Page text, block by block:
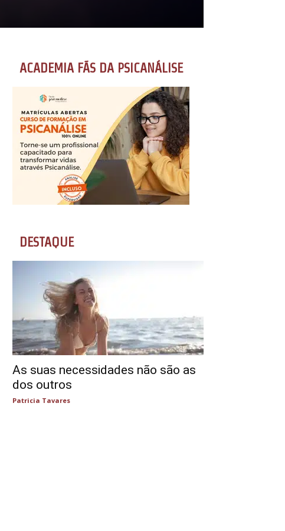
ACADEMIA FÃS DA PSICANÁLISE
DESTAQUE
As suas necessidades não são as
dos outros
Patricia Tavares